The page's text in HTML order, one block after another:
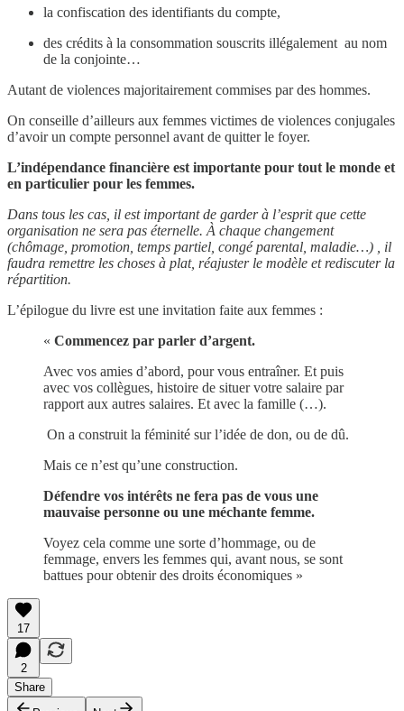
la confiscation des identifiants du compte,
des crédits à la consommation souscrits illégalement au nom
de la conjointe…
Autant de violences majoritairement commises par des hommes.
On conseille d’ailleurs aux femmes victimes de violences conjugales
d’avoir un compte personnel avant de quitter le foyer.
L’indépendance financière est importante pour tout le monde et
en particulier pour les femmes.
Dans tous les cas, il est important de garder à l’esprit que cette
organisation ne sera pas éternelle. À chaque changement
(chômage, promotion, temps partiel, congé parental, maladie…) , il
faudra remettre les choses à plat, réajuster le modèle et rediscuter la
répartition.
L’épilogue du livre est une invitation faite aux femmes :
« Commencez par parler d’argent.
Avec vos amies d’abord, pour vous entraîner. Et puis
avec vos collègues, histoire de situer votre salaire par
rapport aux autres salaires. Et avec la famille (…).
On a construit la féminité sur l’idée de don, ou de dû.
Mais ce n’est qu’une construction.
Défendre vos intérêts ne fera pas de vous une
mauvaise personne ou une méchante femme.
Voyez cela comme une sorte d’hommage, ou de
femmage, envers les femmes qui, avant nous, se sont
battues pour obtenir des droits économiques »
17
2
Share